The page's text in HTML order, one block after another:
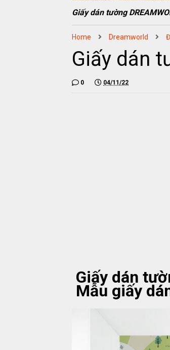
Giấy dán tường
Home Dreamworld
Giấy dán
0 04/11/22
Giấy dán
Mẫu giấy